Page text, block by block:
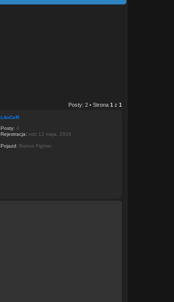
Posty: 2 • Strona 1 z 1
L4nCeR
Posty: 4
Rejestracja: ndz 12 maja, 2019
Pojazd: Barton Fighter